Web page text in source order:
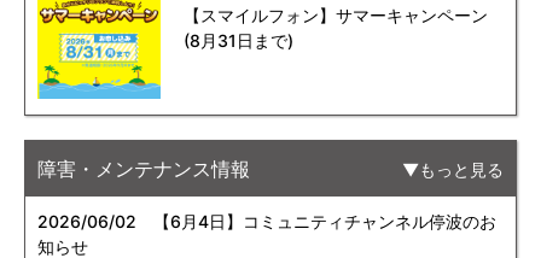
【スマイルフォン】サマーキャンペーン
(8月31日まで)
障害・メンテナンス情報 もっと見る
2026/06/02 【6月4日】コミュニティチャンネル停波のお
知らせ